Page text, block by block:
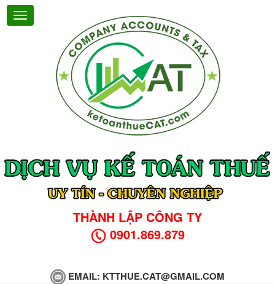
THÀNH LẬP CÔNG TY
0901.869.879
EMAIL: KTTHUE.CAT@GMAIL.COM